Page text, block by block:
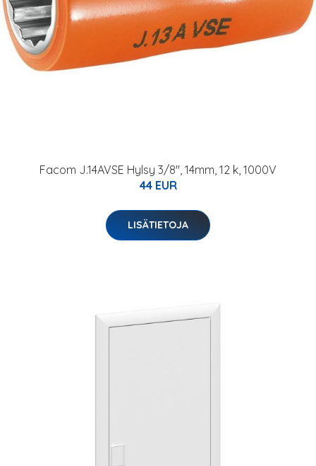
Facom J.14AVSE Hylsy 3/8", 14mm, 12 k, 1000V
44 EUR
LISÄTIETOJA